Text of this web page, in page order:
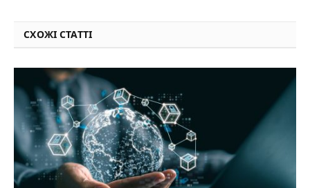
СХОЖІ СТАТТІ